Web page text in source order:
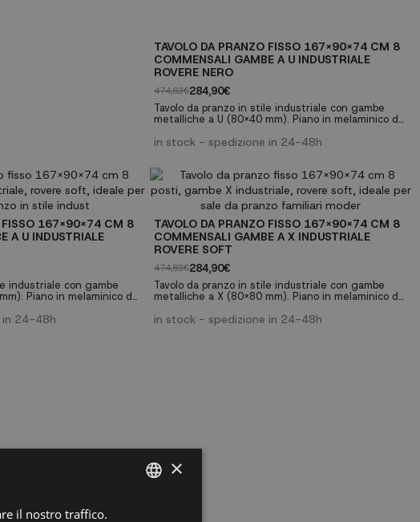
TAVOLO DA PRANZO FISSO 167X90X74 CM 8
COMMENSALI GAMBE A U INDUSTRIALE
ROVERE NERO
474,83€284,90€
Tavolo da pranzo in stile industriale con gambe
metalliche a U (80x40 mm). Piano in melaminico da
Perfetto per riunioni di famiglia o come tavolo da
lavoro multifunzionale. ✓ Capacità per 8
Piano da 30mm di spessore ✓ Finitura rovere e
nero
in stock - spedizione in 24-48h
FISSO 167X90X74 CM 8
A U INDUSTRIALE
industriale con gambe
Piano in melaminico da
o come tavolo da
Capacità per 8
in 24-48h
TAVOLO DA PRANZO FISSO 167X90X74 CM 8
COMMENSALI GAMBE A X INDUSTRIALE
ROVERE SOFT
474,83€284,90€
Tavolo da pranzo in stile industriale con gambe
metalliche a X (80x80 mm). Piano in melaminico da
Perfetto per riunioni di famiglia o come tavolo da
lavoro multifunzionale. ✓ Capacità per 8
in stock - spedizione in 24-48h
×
il nostro traffico.